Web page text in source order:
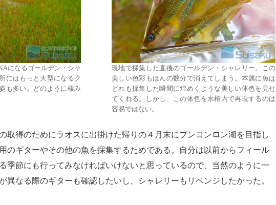
になるゴールデン・シャ
にはもっと大型になるク
も多い。どのように棲み
現地で採集した直後のゴールデン・シャレリー。この
美しい色彩もほんの数分で消えてしまう。本属に魚は
どれも採集した瞬間に煌めくような美しい体色を見せ
てくれる。しかし、この体色を水槽内で再現するのは
容易ではない。
取得のためにラオスに出掛けた帰りの４月末にブンコンロン湖を目指し
のギターやその他の魚を採集するためである。自分は以前からフィール
季節にも行ってみなければいけないと思っているので、当然のように一
異なる際のギターも確認したいし、シャレリーもリベンジしたかった。